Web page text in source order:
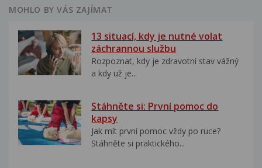
MOHLO BY VÁS ZAJÍMAT
13 situací, kdy je nutné volat
záchrannou službu
Rozpoznat, kdy je zdravotní stav vážný
a kdy už je...
Stáhněte si: První pomoc do
kapsy
Jak mít první pomoc vždy po ruce?
Stáhněte si praktického...